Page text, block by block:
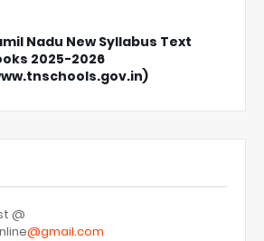
Nadu New Syllabus Text
2025-2026
@
@gmail.com